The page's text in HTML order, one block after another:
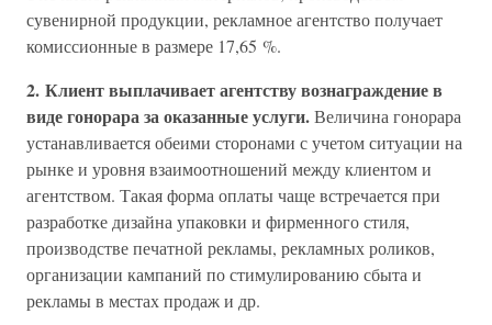
сувенирной продукции, рекламное агентство получает
комиссионные в размере 17,65 %.
2. Клиент выплачивает агентству вознаграждение в
виде гонорара за оказанные услуги.Величина гонорара
устанавливается обеими сторонами с учетом ситуации на
рынке и уровня взаимоотношений между клиентом и
агентством. Такая форма оплаты чаще встречается при
разработке дизайна упаковки и фирменного стиля,
производстве печатной рекламы, рекламных роликов,
организации кампаний по стимулированию сбыта и
рекламы в местах продаж и др.